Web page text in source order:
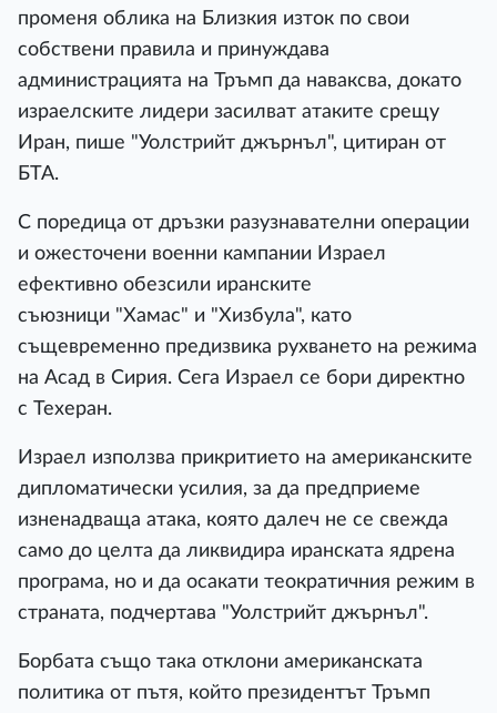
променя облика на Близкия изток по свои
собствени правила и принуждава
администрацията на Тръмп да наваксва, докато
израелските лидери засилват атаките срещу
Иран, пише "Уолстрийт джърнъл", цитиран от
БТА.
С поредица от дръзки разузнавателни операции
и ожесточени военни кампании Израел
ефективно обезсили иранските
съюзници "Хамас" и "Хизбула", като
същевременно предизвика рухването на режима
на Асад в Сирия. Сега Израел се бори директно
с Техеран.
Израел използва прикритието на американските
дипломатически усилия, за да предприеме
изненадваща атака, която далеч не се свежда
само до целта да ликвидира иранската ядрена
програма, но и да осакати теократичния режим в
страната, подчертава "Уолстрийт джърнъл".
Борбата също така отклони американската
политика от пътя, който президентът Тръмп